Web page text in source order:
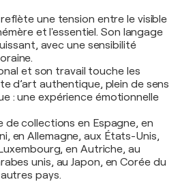
une tension entre le visible
et l'essentiel. Son langage
avec une sensibilité
et son travail touche les
d’art authentique, plein de sens
: une expérience émotionnelle
collections en Espagne, en
en Allemagne, aux États-Unis,
en Autriche, au
unis, au Japon, en Corée du
pays.